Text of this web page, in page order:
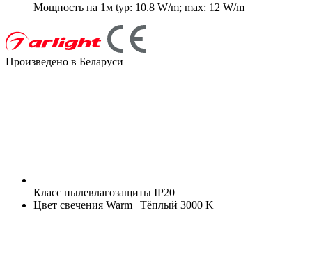
Мощность на 1м typ: 10.8 W/m; max: 12 W/m
Произведено в Беларуси
Класс пылевлагозащиты IP20
Цвет свечения Warm | Тёплый 3000 K